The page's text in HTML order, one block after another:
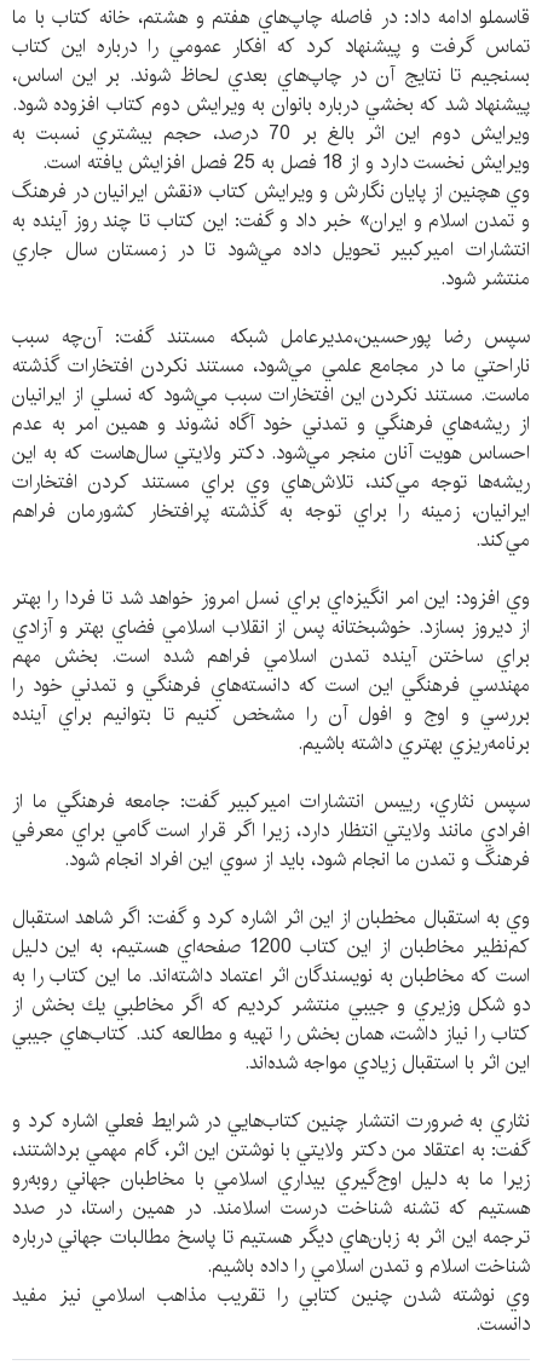
قاسملو ادامه داد: در فاصله چاپ‌هاي هفتم و هشتم، خانه كتاب با ما
تماس گرفت و پيشنهاد كرد كه افكار عمومي را درباره اين كتاب
بسنجيم تا نتايج آن در چاپ‌هاي بعدي لحاظ شوند. بر اين اساس،
پيشنهاد شد كه بخشي درباره بانوان به ويرايش دوم كتاب افزوده شود.
ويرايش دوم اين اثر بالغ بر 70 درصد، حجم بيشتري نسبت به
ويرايش نخست دارد و از 18 فصل به 25 فصل افزايش يافته است.
وي هچنين از پايان نگارش و ويرايش كتاب «نقش ايرانيان در فرهنگ
و تمدن اسلام و ايران» خبر داد و گفت: اين كتاب تا چند روز آينده به
انتشارات اميركبير تحويل داده مي‌شود تا در زمستان سال جاري
منتشر شود.
سپس رضا پورحسين،مديرعامل شبكه مستند گفت: آن‌چه سبب
ناراحتي ما در مجامع علمي مي‌شود، مستند نكردن افتخارات گذشته
ماست. مستند نكردن اين افتخارات سبب مي‌شود كه نسلي از ايرانيان
از ريشه‌هاي فرهنگي و تمدني خود آگاه نشوند و همين امر به عدم
احساس هويت آنان منجر مي‌شود. دكتر ولايتي سال‌هاست كه به اين
ريشه‌ها توجه مي‌كند، تلاش‌هاي وي براي مستند كردن افتخارات
ايرانيان، زمينه را براي توجه به گذشته پرافتخار كشورمان فراهم
مي‌كند.
وي افزود: اين امر انگيزه‌اي براي نسل امروز خواهد شد تا فردا را بهتر
از ديروز بسازد. خوشبختانه پس از انقلاب اسلامي فضاي بهتر و آزادي
براي ساختن آينده تمدن اسلامي فراهم شده است. بخش مهم
مهندسي فرهنگي اين است كه دانسته‌هاي فرهنگي و تمدني خود را
بررسي و اوج و افول آن را مشخص كنيم تا بتوانيم براي آينده
برنامه‌ريزي بهتري داشته باشيم.
سپس نثاري، رييس انتشارات اميركبير گفت: جامعه فرهنگي ما از
افرادي مانند ولايتي انتظار دارد، زيرا اگر قرار است گامي براي معرفي
فرهنگ و تمدن ما انجام شود، بايد از سوي اين افراد انجام شود.
وي به استقبال مخطبان از اين اثر اشاره كرد و گفت: اگر شاهد استقبال
كم‌نظير مخاطبان از اين كتاب 1200 صفحه‌اي هستيم، به اين دليل
است كه مخاطبان به نويسندگان اثر اعتماد داشته‌اند. ما اين كتاب را به
دو شكل وزيري و جيبي منتشر كرديم كه اگر مخاطبي يك بخش از
كتاب را نياز داشت، همان بخش را تهيه و مطالعه كند. كتاب‌هاي جيبي
اين اثر با استقبال زيادي مواجه شده‌اند.
نثاري به ضرورت انتشار چنين كتا‌ب‌هايي در شرايط فعلي اشاره كرد و
گفت: به اعتقاد من دكتر ولايتي با نوشتن اين اثر، گام مهمي برداشتند،
زيرا ما به دليل اوج‌گيري بيداري اسلامي با مخاطبان جهاني روبه‌رو
هستيم كه تشنه شناخت درست اسلامند. در همين راستا، در صدد
ترجمه اين اثر به زبان‌هاي ديگر هستيم تا پاسخ مطالبات جهاني درباره
شناخت اسلام و تمدن اسلامي را داده باشيم.
وي نوشته شدن چنين كتابي را تقريب مذاهب اسلامي نيز مفيد
دانست.